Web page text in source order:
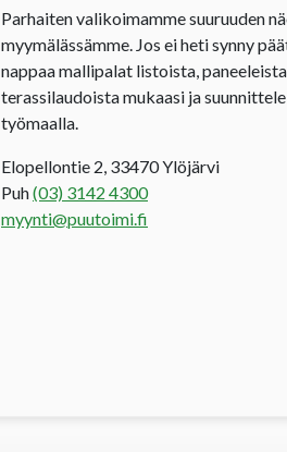
Parhaiten valikoimamme suuruuden
myymälässämme. Jos ei heti synny
nappaa mallipalat listoista,
terassilaudoista mukaasi ja
työmaalla.
Elopellontie 2, 33470 Ylöjärvi
Puh(03) 3142 4300
myynti@puutoimi.fi